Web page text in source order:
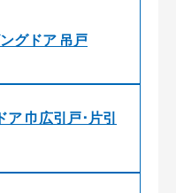
グドア 吊戸
巾広引戸･片引